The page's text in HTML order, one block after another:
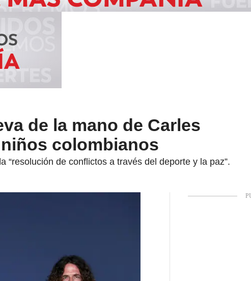
de la mano de Carles
colombianos
“resolución de conflictos a través del deporte y la paz”.